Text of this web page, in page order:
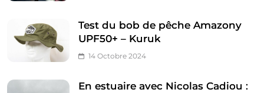
Test du bob de pêche Amazony
UPF50+ – Kuruk
14 Octobre 2024
En estuaire avec Nicolas Cadiou :